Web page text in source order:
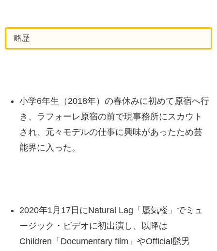
略歴
小学6年生（2018年）の春休みに初めて原宿へ行
き、ラフォーレ原宿の前で現事務所にスカウト
され、元々モデルの仕事に興味があったため芸
能界に入った。
2020年1月17日にNatural Lag「蜃気楼」でミュ
ージック・ビデオに初出演し、以降は
Children「Documentary film」やOfficial髭男